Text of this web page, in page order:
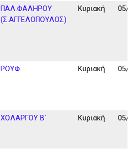
ΠΑΛ.ΦΑΛΗΡΟΥ
(Σ.ΑΓΓΕΛΟΠΟΥΛΟΣ)
Κυριακή 05/
ΡΟΥΦ Κυριακή 05/
ΧΟΛΑΡΓΟΥ Β΄ Κυριακή 05/